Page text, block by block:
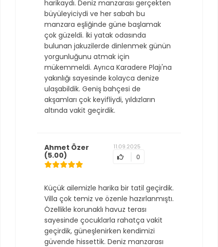
harikaydı. Deniz manzarası gerçekten
büyüleyiciydi ve her sabah bu
manzara eşliğinde güne başlamak
çok güzeldi. İki yatak odasında
bulunan jakuzilerde dinlenmek günün
yorgunluğunu atmak için
mükemmeldi. Ayrıca Karadere Plajı'na
yakınlığı sayesinde kolayca denize
ulaşabildik. Geniş bahçesi de
akşamları çok keyifliydi, yıldızların
altında vakit geçirdik.
Ahmet Özer
(5.00)
11.09.2025
0
Küçük ailemizle harika bir tatil geçirdik.
Villa çok temiz ve özenle hazırlanmıştı.
Özellikle korunaklı havuz terası
sayesinde çocuklarla rahatça vakit
geçirdik, güneşlenirken kendimizi
güvende hissettik. Deniz manzarası